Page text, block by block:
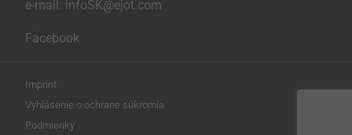
e-mail: infoSK@ejot.com
Facebook
Imprint
Vyhlásenie o ochrane súkromia
Podmienky